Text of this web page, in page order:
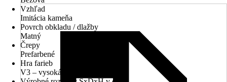
Vzhľad
Imitácia kameňa
Povrch obkladu / dlažby
Matný
Črepy
Prefarbené
Hra farieb
V3 – vysoká hra farieb